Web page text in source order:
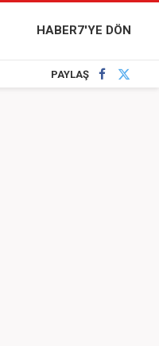
HABER7'YE DÖN
PAYLAŞ